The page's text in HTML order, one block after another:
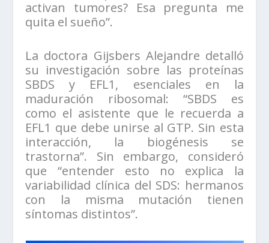
activan tumores? Esa pregunta me
quita el sueño”.
La doctora Gijsbers Alejandre detalló
su investigación sobre las proteínas
SBDS y EFL1, esenciales en la
maduración ribosomal: “SBDS es
como el asistente que le recuerda a
EFL1 que debe unirse al GTP. Sin esta
interacción, la biogénesis se
trastorna”. Sin embargo, consideró
que “entender esto no explica la
variabilidad clínica del SDS: hermanos
con la misma mutación tienen
síntomas distintos”.